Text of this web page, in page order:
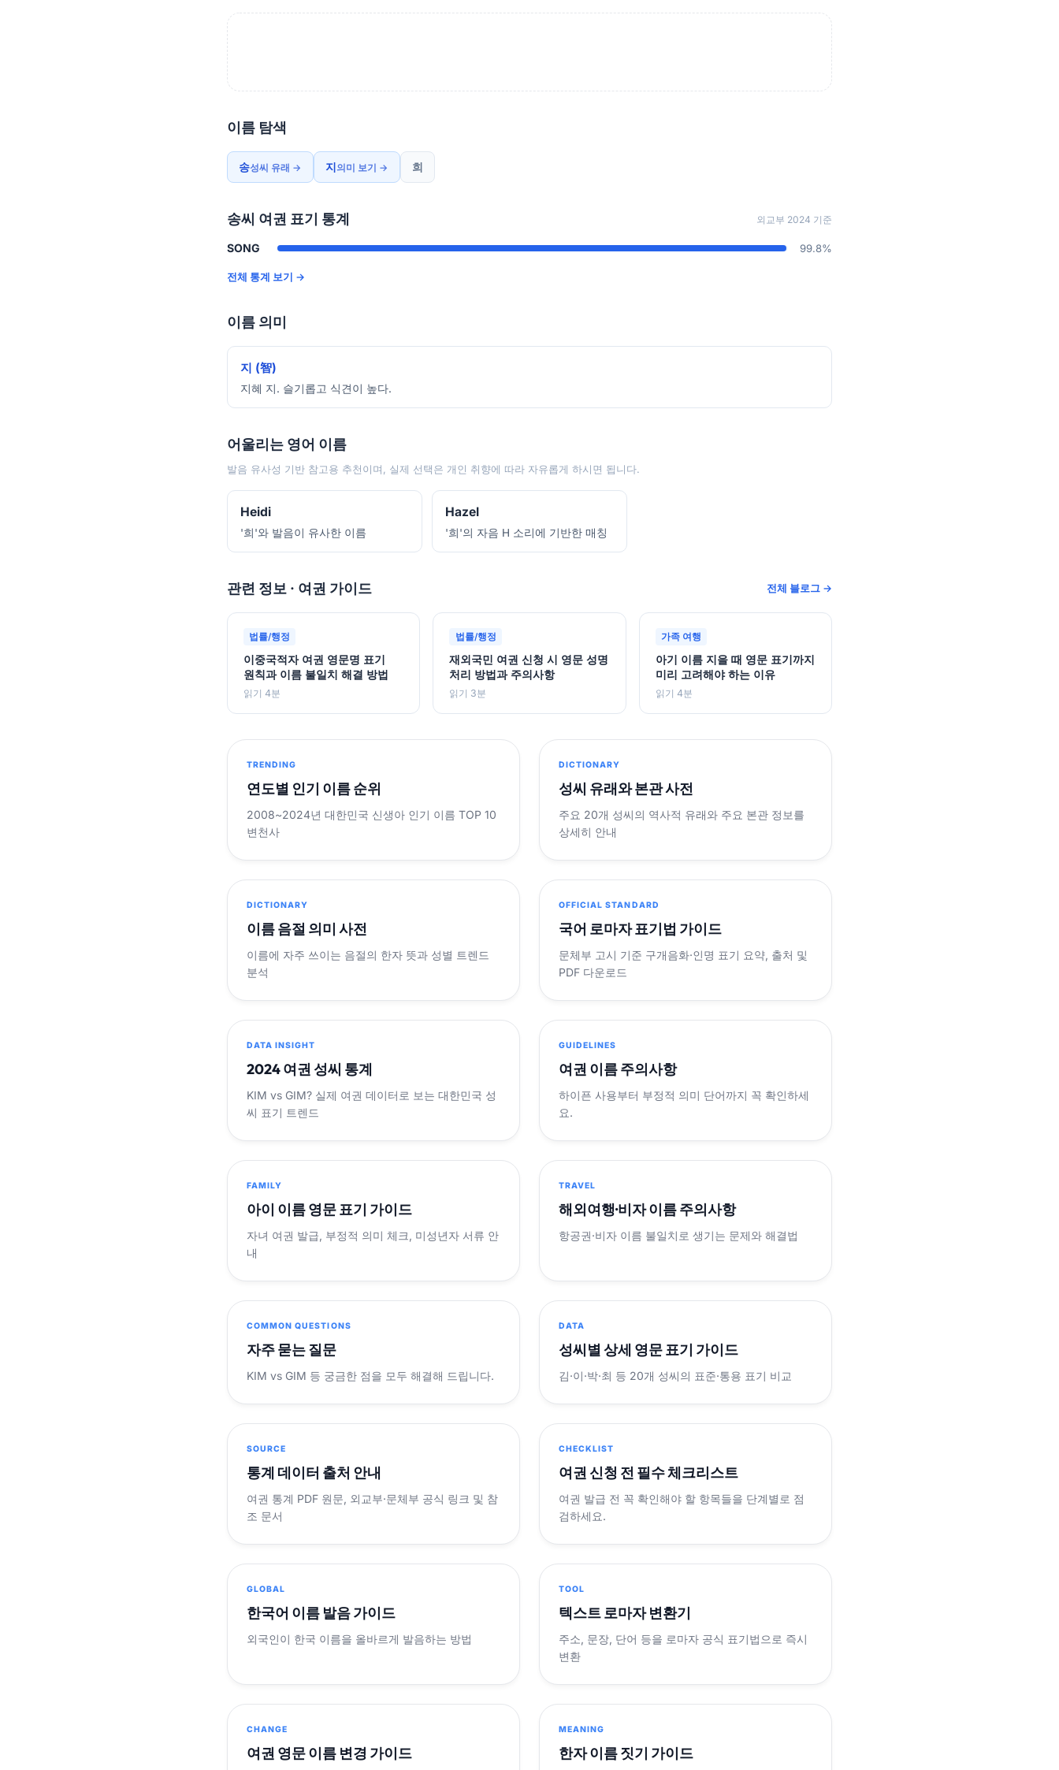
이름 탐색
송성씨 유래 → 지의미 보기 → 희
송씨 여권 표기 통계 외교부 2024 기준
SONG 99.8%
전체 통계 보기 →
이름 의미
지 (智)
지혜 지. 슬기롭고 식견이 높다.
어울리는 영어 이름
발음 유사성 기반 참고용 추천이며, 실제 선택은 개인 취향에 따라 자유롭게 하시면 됩니다.
Heidi
'희'와 발음이 유사한 이름
Hazel
'희'의 자음 H 소리에 기반한 매칭
관련 정보 · 여권 가이드 전체 블로그 →
법률/행정
이중국적자 여권 영문명 표기
원칙과 이름 불일치 해결 방법
읽기 4분
법률/행정
재외국민 여권 신청 시 영문 성명
처리 방법과 주의사항
읽기 3분
가족 여행
아기 이름 지을 때 영문 표기까지
미리 고려해야 하는 이유
읽기 4분
TRENDING
연도별 인기 이름 순위
2008~2024년 대한민국 신생아 인기 이름 TOP 10
변천사
DICTIONARY
성씨 유래와 본관 사전
주요 20개 성씨의 역사적 유래와 주요 본관 정보를
상세히 안내
DICTIONARY
이름 음절 의미 사전
이름에 자주 쓰이는 음절의 한자 뜻과 성별 트렌드
분석
OFFICIAL STANDARD
국어 로마자 표기법 가이드
문체부 고시 기준 구개음화·인명 표기 요약, 출처 및
PDF 다운로드
DATA INSIGHT
2024 여권 성씨 통계
KIM vs GIM? 실제 여권 데이터로 보는 대한민국 성
씨 표기 트렌드
GUIDELINES
여권 이름 주의사항
하이픈 사용부터 부정적 의미 단어까지 꼭 확인하세
요.
FAMILY
아이 이름 영문 표기 가이드
자녀 여권 발급, 부정적 의미 체크, 미성년자 서류 안
내
TRAVEL
해외여행·비자 이름 주의사항
항공권·비자 이름 불일치로 생기는 문제와 해결법
COMMON QUESTIONS
자주 묻는 질문
KIM vs GIM 등 궁금한 점을 모두 해결해 드립니다.
DATA
성씨별 상세 영문 표기 가이드
김·이·박·최 등 20개 성씨의 표준·통용 표기 비교
SOURCE
통계 데이터 출처 안내
여권 통계 PDF 원문, 외교부·문체부 공식 링크 및 참
조 문서
CHECKLIST
여권 신청 전 필수 체크리스트
여권 발급 전 꼭 확인해야 할 항목들을 단계별로 점
검하세요.
GLOBAL
한국어 이름 발음 가이드
외국인이 한국 이름을 올바르게 발음하는 방법
TOOL
텍스트 로마자 변환기
주소, 문장, 단어 등을 로마자 공식 표기법으로 즉시
변환
CHANGE
여권 영문 이름 변경 가이드
MEANING
한자 이름 짓기 가이드